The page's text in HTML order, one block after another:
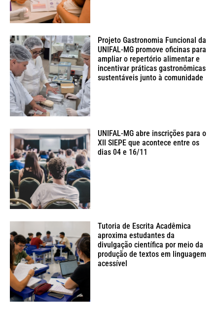
Projeto Gastronomia Funcional da
UNIFAL-MG promove oficinas para
ampliar o repertório alimentar e
incentivar práticas gastronômicas
sustentáveis junto à comunidade
UNIFAL-MG abre inscrições para o
XII SIEPE que acontece entre os
dias 04 e 16/11
Tutoria de Escrita Acadêmica
aproxima estudantes da
divulgação científica por meio da
produção de textos em linguagem
acessível